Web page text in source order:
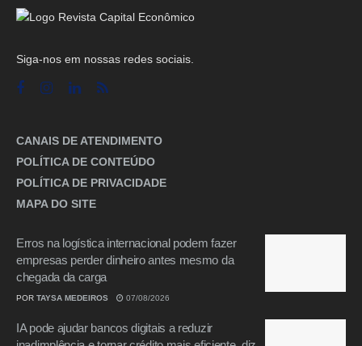
Siga-nos em nossas redes sociais.
CANAIS DE ATENDIMENTO
POLÍTICA DE CONTEÚDO
POLÍTICA DE PRIVACIDADE
MAPA DO SITE
Erros na logística internacional podem fazer
empresas perder dinheiro antes mesmo da
chegada da carga
POR TAYSA MEDEIROS 07/08/2026
IA pode ajudar bancos digitais a reduzir